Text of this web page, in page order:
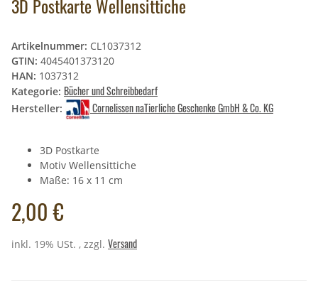
3D Postkarte Wellensittiche
Artikelnummer: CL1037312
GTIN: 4045401373120
HAN: 1037312
Kategorie: Bücher und Schreibbedarf
Hersteller: Cornelissen naTierliche Geschenke GmbH & Co. KG
3D Postkarte
Motiv Wellensittiche
Maße: 16 x 11 cm
2,00 €
inkl. 19% USt. , zzgl. Versand